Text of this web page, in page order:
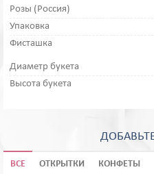
Розы (Россия)
Упаковка
Фисташка
Диаметр букета
Высота букета
ВСЕ ОТКРЫТКИ КОНФЕТЫ